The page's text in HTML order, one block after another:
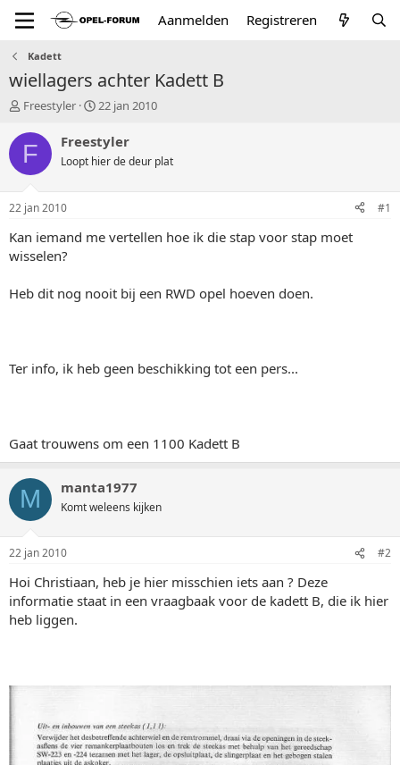
Aanmelden Registreren
Kadett
wiellagers achter Kadett B
T
p
t
a
r
e
Freestyler
S
a
r
t
u
22 jan 2010
F Freestyler
Loopt hier de deur plat
22 jan 2010 #1
Kan iemand me vertellen hoe ik die stap voor stap moet
wisselen?
Heb dit nog nooit bij een RWD opel hoeven doen.
Ter info, ik heb geen beschikking tot een pers...
Gaat trouwens om een 1100 Kadett B
M manta1977
Komt weleens kijken
22 jan 2010 #2
Hoi Christiaan, heb je hier misschien iets aan ? Deze
informatie staat in een vraagbaak voor de kadett B, die ik hier
heb liggen.